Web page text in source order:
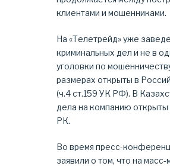
клиентами и мошенниками.
На «Телетрейд» уже
криминальных дел и не в
уголовки по
размерах открыты в
(ч.4 ст.159 УК РФ). В
дела на компанию открыты
РК.
Во время пресс-
заявили о том, что на